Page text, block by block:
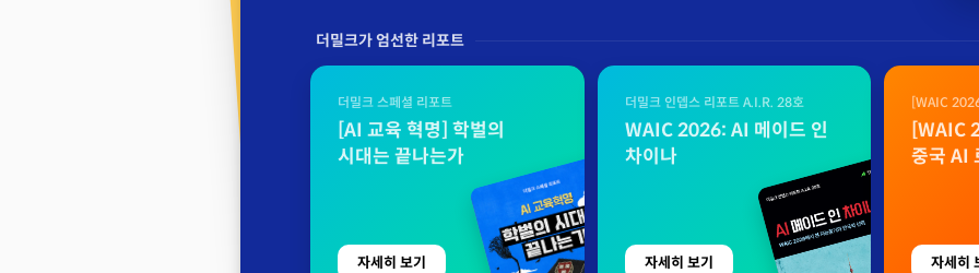
더밀크가 엄선한 리포트
더밀크 스페셜 리포트
[AI 교육 혁명] 학벌의
시대는 끝나는가
자세히 보기
더밀크 인뎁스 리포트 A.I.R. 28호
WAIC 2026: AI 메이드 인
차이나
자세히 보기
[WAIC
자료
[WAIC
중국 AI
자세히